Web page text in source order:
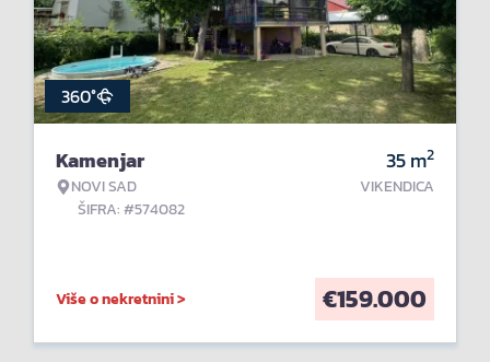
360°
Kamenjar
NOVI SAD
ŠIFRA: #574082
35m2
VIKENDICA
Više o nekretnini > €159.000